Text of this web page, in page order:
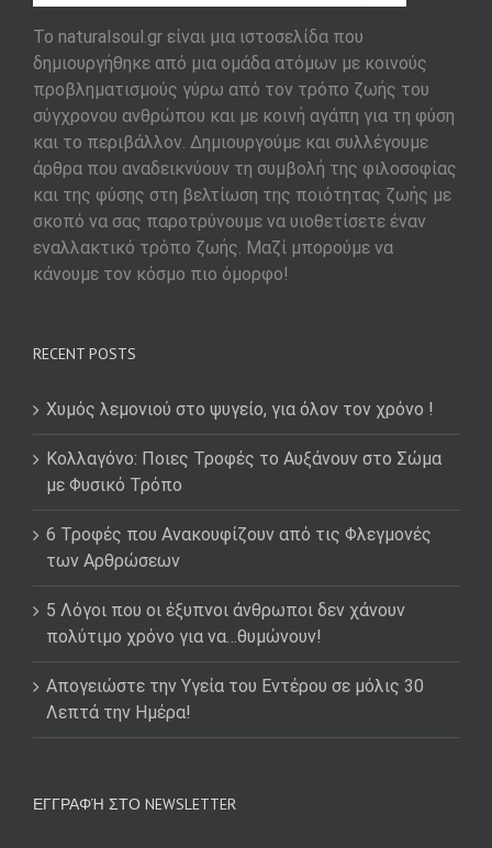
To naturalsoul.gr είναι μια ιστοσελίδα που
δημιουργήθηκε από μια ομάδα ατόμων με κοινούς
προβληματισμούς γύρω από τον τρόπο ζωής του
σύγχρονου ανθρώπου και με κοινή αγάπη για τη φύση
και το περιβάλλον. Δημιουργούμε και συλλέγουμε
άρθρα που αναδεικνύουν τη συμβολή της φιλοσοφίας
και της φύσης στη βελτίωση της ποιότητας ζωής με
σκοπό να σας παροτρύνουμε να υιοθετίσετε έναν
εναλλακτικό τρόπο ζωής. Μαζί μπορούμε να
κάνουμε τον κόσμο πιο όμορφο!
RECENT POSTS
Χυμός λεμονιού στο ψυγείο, για όλον τον χρόνο !
Κολλαγόνο: Ποιες Τροφές το Αυξάνουν στο Σώμα
με Φυσικό Τρόπο
6 Τροφές που Ανακουφίζουν από τις Φλεγμονές
των Αρθρώσεων
5 Λόγοι που οι έξυπνοι άνθρωποι δεν χάνουν
πολύτιμο χρόνο για να…θυμώνουν!
Απογειώστε την Υγεία του Εντέρου σε μόλις 30
Λεπτά την Ημέρα!
ΕΓΓΡΑΦΉ ΣΤΟ NEWSLETTER